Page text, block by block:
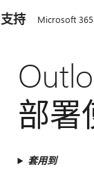
支持 Microsoft 365
部署
套用到